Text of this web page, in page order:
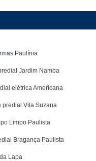
Paulínia
Jardim Namba
elétrica Americana
predial Vila Suzana
Limpo Paulista
Bragança Paulista
Lapa